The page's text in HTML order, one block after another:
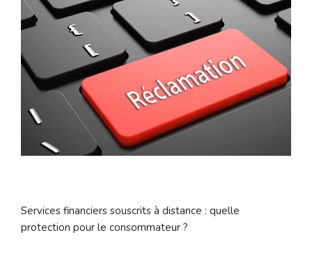
Services financiers souscrits à distance : quelle
protection pour le consommateur ?